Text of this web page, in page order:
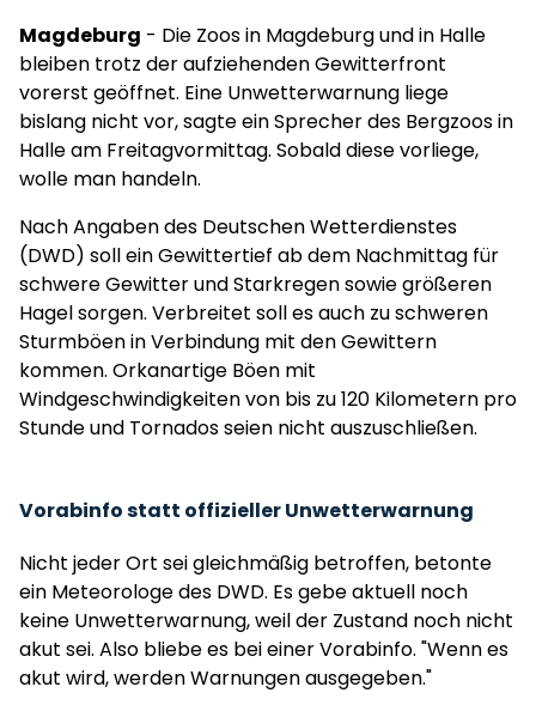
Magdeburg - Die Zoos in Magdeburg und in Halle
bleiben trotz der aufziehenden Gewitterfront
vorerst geöffnet. Eine Unwetterwarnung liege
bislang nicht vor, sagte ein Sprecher des Bergzoos in
Halle am Freitagvormittag. Sobald diese vorliege,
wolle man handeln.
Nach Angaben des Deutschen Wetterdienstes
(DWD) soll ein Gewittertief ab dem Nachmittag für
schwere Gewitter und Starkregen sowie größeren
Hagel sorgen. Verbreitet soll es auch zu schweren
Sturmböen in Verbindung mit den Gewittern
kommen. Orkanartige Böen mit
Windgeschwindigkeiten von bis zu 120 Kilometern pro
Stunde und Tornados seien nicht auszuschließen.
Vorabinfo statt offizieller Unwetterwarnung
Nicht jeder Ort sei gleichmäßig betroffen, betonte
ein Meteorologe des DWD. Es gebe aktuell noch
keine Unwetterwarnung, weil der Zustand noch nicht
akut sei. Also bliebe es bei einer Vorabinfo. "Wenn es
akut wird, werden Warnungen ausgegeben."